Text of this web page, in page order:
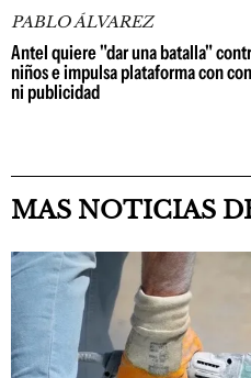
PABLO ÁLVAREZ
Antel quiere "dar una batalla"
niños e impulsa plataforma con
ni publicidad
MAS NOTICIAS